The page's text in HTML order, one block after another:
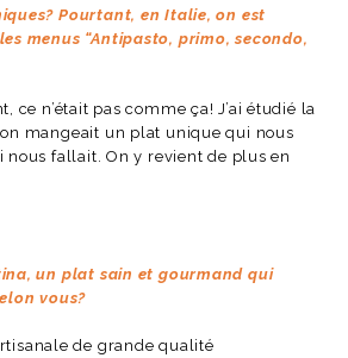
Pourtant, en Italie, on est
menus “Antipasto, primo, secondo,
ce n’était pas comme ça! J’ai étudié la
mangeait un plat unique qui nous
nous fallait. On y revient de plus en
un plat sain et gourmand qui
vous?
de grande qualité